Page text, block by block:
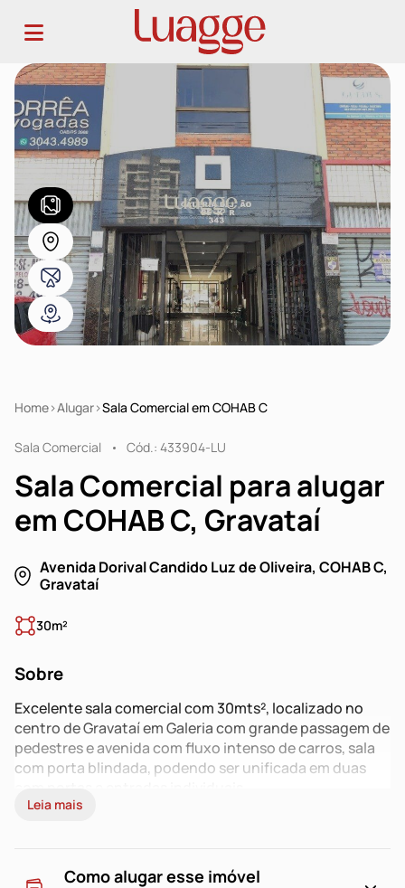
Home Alugar Sala Comercial em COHAB C
Sala Comercial Cód.: 433904-LU
Sala Comercial para alugar
em COHAB C, Gravataí
Avenida Dorival Candido Luz de Oliveira, COHAB C,
Gravataí
30m²
Sobre
Excelente sala comercial com 30mts², localizado no
centro de Gravataí em Galeria com grande passagem de
pedestres e avenida com fluxo intenso de carros, sala
com porta blindada, podendo ser unificada em duas
Leia mais
Como alugar esse imóvel